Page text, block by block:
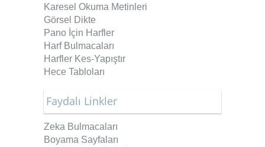
Karesel Okuma Metinleri
Görsel Dikte
Pano İçin Harfler
Harf Bulmacaları
Harfler Kes-Yapıştır
Hece Tabloları
Faydalı Linkler
Zeka Bulmacaları
Boyama Sayfaları